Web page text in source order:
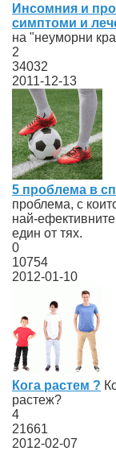
Инсомния и
симптоми и
на "неуморни
2
34032
2011-12-13
5 проблема в
проблема, с
най-
един от тях.
0
10754
2012-01-10
Кога растем ?
растеж?
4
21661
2012-02-07